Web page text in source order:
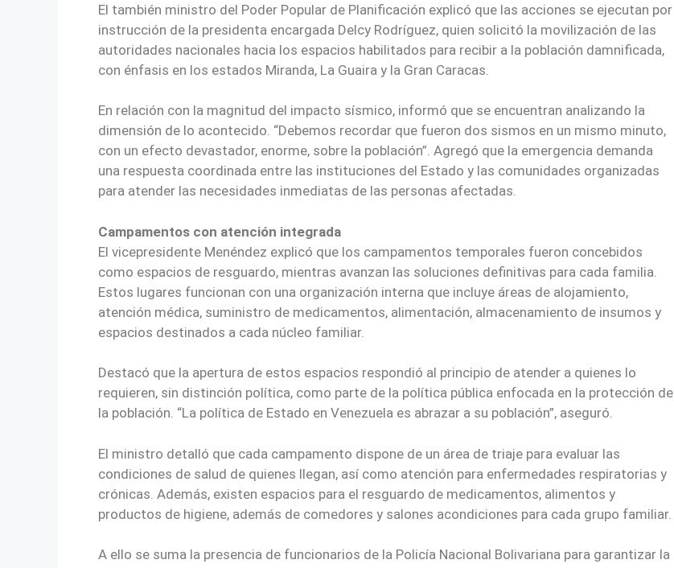
El también ministro del Poder Popular de Planificación explicó que las acciones se ejecutan por
instrucción de la presidenta encargada Delcy Rodríguez, quien solicitó la movilización de las
autoridades nacionales hacia los espacios habilitados para recibir a la población damnificada,
con énfasis en los estados Miranda, La Guaira y la Gran Caracas.
En relación con la magnitud del impacto sísmico, informó que se encuentran analizando la
dimensión de lo acontecido. “Debemos recordar que fueron dos sismos en un mismo minuto,
con un efecto devastador, enorme, sobre la población”. Agregó que la emergencia demanda
una respuesta coordinada entre las instituciones del Estado y las comunidades organizadas
para atender las necesidades inmediatas de las personas afectadas.
Campamentos con atención integrada
El vicepresidente Menéndez explicó que los campamentos temporales fueron concebidos
como espacios de resguardo, mientras avanzan las soluciones definitivas para cada familia.
Estos lugares funcionan con una organización interna que incluye áreas de alojamiento,
atención médica, suministro de medicamentos, alimentación, almacenamiento de insumos y
espacios destinados a cada núcleo familiar.
Destacó que la apertura de estos espacios respondió al principio de atender a quienes lo
requieren, sin distinción política, como parte de la política pública enfocada en la protección de
la población. “La política de Estado en Venezuela es abrazar a su población”, aseguró.
El ministro detalló que cada campamento dispone de un área de triaje para evaluar las
condiciones de salud de quienes llegan, así como atención para enfermedades respiratorias y
crónicas. Además, existen espacios para el resguardo de medicamentos, alimentos y
productos de higiene, además de comedores y salones acondiciones para cada grupo familiar.
A ello se suma la presencia de funcionarios de la Policía Nacional Bolivariana para garantizar la